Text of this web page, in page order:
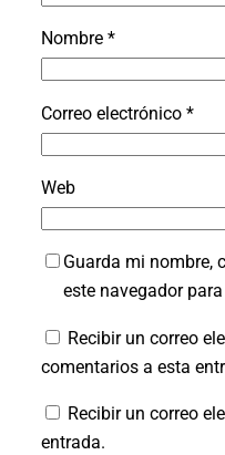
Nombre *
Correo electrónico *
Web
Guarda mi nombre,
este navegador
Recibir un correo
comentarios a esta
Recibir un correo
entrada.